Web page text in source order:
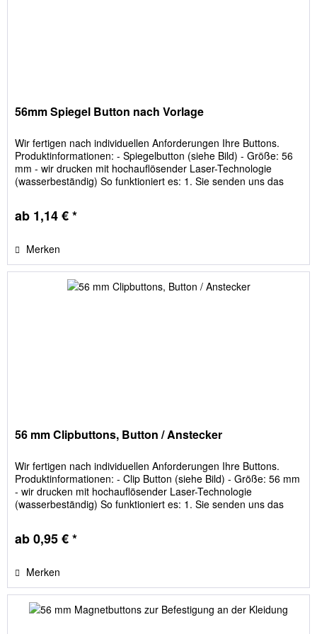
56mm Spiegel Button nach Vorlage
Wir fertigen nach individuellen Anforderungen Ihre Buttons.
Produktinformationen: - Spiegelbutton (siehe Bild) - Größe: 56
mm - wir drucken mit hochauflösender Laser-Technologie
(wasserbeständig) So funktioniert es: 1. Sie senden uns das
auf...
ab 1,14 € *
Merken
56 mm Clipbuttons, Button / Anstecker
Wir fertigen nach individuellen Anforderungen Ihre Buttons.
Produktinformationen: - Clip Button (siehe Bild) - Größe: 56 mm
- wir drucken mit hochauflösender Laser-Technologie
(wasserbeständig) So funktioniert es: 1. Sie senden uns das
auf...
ab 0,95 € *
Merken